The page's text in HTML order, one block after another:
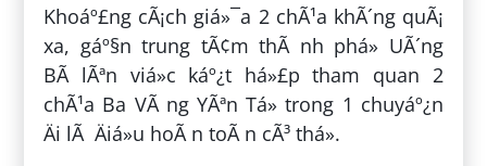
Khoáº£ng cÃ¡ch giá»¯a 2 chÃ¹a khÃ´ng quÃ¡
xa, gáº§n trung tÃ¢m thÃ nh phá» UÃ´ng
BÃ­ lÃªn viá»c káº¿t há»£p tham quan 2
chÃ¹a Ba VÃ ng YÃªn Tá»­ trong 1 chuyáº¿n
Äi lÃ Äiá»u hoÃ n toÃ n cÃ³ thá».